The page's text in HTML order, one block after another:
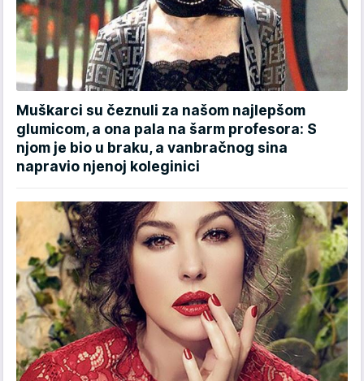
Muškarci su čeznuli za našom najlepšom
glumicom, a ona pala na šarm profesora: S
njom je bio u braku, a vanbračnog sina
napravio njenoj koleginici